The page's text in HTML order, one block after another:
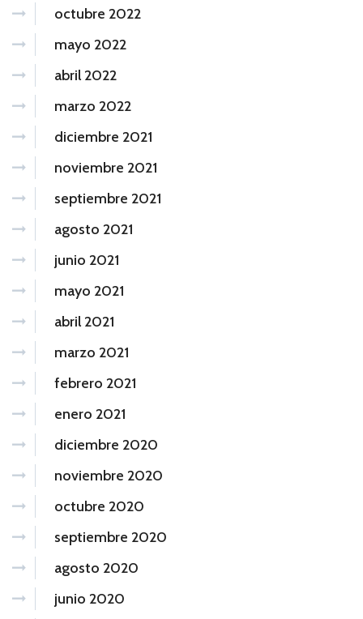
octubre 2022
mayo 2022
abril 2022
marzo 2022
diciembre 2021
noviembre 2021
septiembre 2021
agosto 2021
junio 2021
mayo 2021
abril 2021
marzo 2021
febrero 2021
enero 2021
diciembre 2020
noviembre 2020
octubre 2020
septiembre 2020
agosto 2020
junio 2020